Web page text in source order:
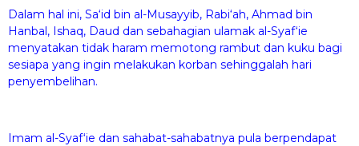
Dalam hal ini, Sa‘id bin al-Musayyib, Rabi‘ah, Ahmad bin
Hanbal, Ishaq, Daud dan sebahagian ulamak al-Syaf‘ie
menyatakan tidak haram memotong rambut dan kuku bagi
sesiapa yang ingin melakukan korban sehinggalah hari
penyembelihan.
Imam al-Syaf‘ie dan sahabat-sahabatnya pula berpendapat